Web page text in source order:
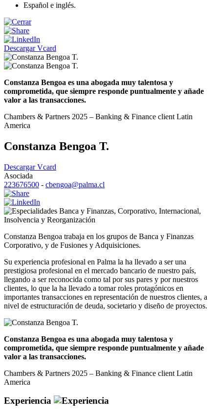
Español e inglés.
Descargar Vcard
Constanza Bengoa es una abogada muy talentosa y
comprometida, que siempre responde puntualmente y añade
valor a las transacciones.
Chambers & Partners 2025 – Banking & Finance client Latin
America
Constanza Bengoa T.
Descargar Vcard
Asociada
223676500 - cbengoa@palma.cl
Banca y Finanzas, Corporativo, Internacional,
Insolvencia y Reorganización
Constanza Bengoa trabaja en los grupos de Banca y Finanzas
Corporativo, y de Fusiones y Adquisiciones.
Su experiencia profesional en Palma la ha llevado a ser una
prestigiosa profesional en el mercado bancario de nuestro país,
llegando a ser reconocida como tal por sus pares y por nuestros
clientes, lo que la ha llevado a tomar roles protagónicos en
importantes transacciones en representación de nuestros clientes, a
nivel de estructuración de deuda, societario y diseño de proyectos.
Constanza Bengoa es una abogada muy talentosa y
comprometida, que siempre responde puntualmente y añade
valor a las transacciones.
Chambers & Partners 2025 – Banking & Finance client Latin
America
Experiencia